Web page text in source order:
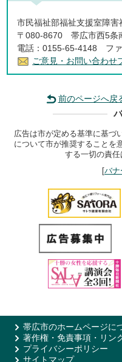
市民福祉部福祉支援室障害
〒080-8670 帯広市西5条
電話：0155-65-4148 フ
ご意見・お問い合わせ
前のページへ戻
広告は市が定める基準に基づ
について市が推奨することを
する一切の責任
[バナ
帯広市のホームページに
著作権・免責事項・リン
プライバシーポリシー
サイトマップ